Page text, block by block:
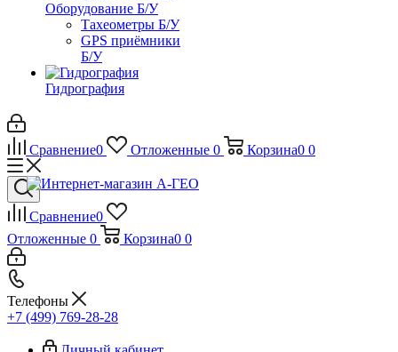
Оборудование Б/У
Тахеометры Б/У
GPS приёмники
Б/У
Гидрография
Сравнение0 Отложенные 0 Корзина0 0
Сравнение0
Отложенные 0 Корзина0 0
Телефоны
+7 (499) 769-28-28